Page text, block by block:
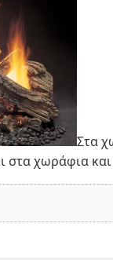
Στα
στα χωράφια